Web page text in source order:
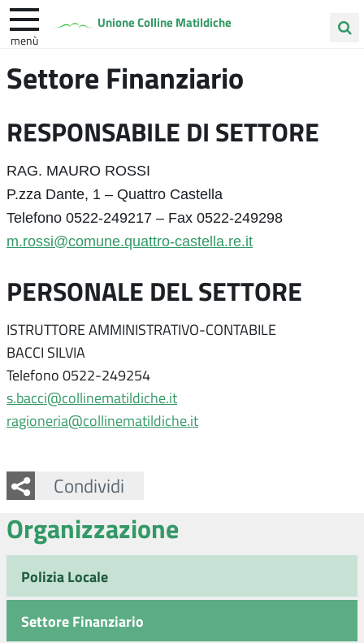
Unione Colline Matildiche
menù
nel
Albinea Quattro Castella Vezzano sul Crostolo
Settore Finanziario
RESPONSABILE DI SETTORE
RAG. MAURO ROSSI
P.zza Dante, 1 – Quattro Castella
Telefono 0522-249217 – Fax 0522-249298
m.rossi@comune.quattro-castella.re.it
PERSONALE DEL SETTORE
ISTRUTTORE AMMINISTRATIVO-CONTABILE
BACCI SILVIA
Telefono 0522-249254
s.bacci@collinematildiche.it
ragioneria@collinematildiche.it
Condividi
Facebook
Twitter
Whatsapp
Organizzazione
Polizia Locale
Settore Finanziario